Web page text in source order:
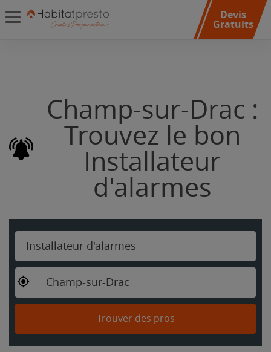
Devis
Gratuits
Champ-sur-Drac :
Trouvez le bon
Installateur
d'alarmes
Installateur d'alarmes
Champ-sur-Drac
Trouver des pros